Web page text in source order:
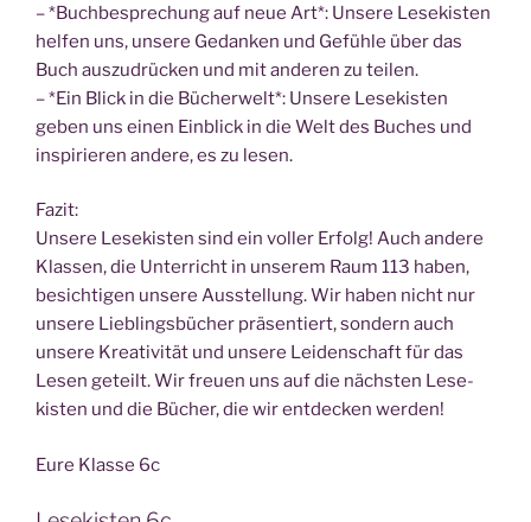
– *Buch­be­spre­chung auf neue Art*: Unse­re Lese­kis­ten
hel­fen uns, unse­re Gedan­ken und Gefüh­le über das
Buch aus­zu­drü­cken und mit ande­ren zu teilen.
– *Ein Blick in die Bücher­welt*: Unse­re Lese­kis­ten
geben uns einen Ein­blick in die Welt des Buches und
inspi­rie­ren ande­re, es zu lesen.
Fazit:
Unse­re Lese­kis­ten sind ein vol­ler Erfolg! Auch ande­re
Klas­sen, die Unter­richt in unse­rem Raum 113 haben,
besich­ti­gen unse­re Aus­stel­lung. Wir haben nicht nur
unse­re Lieb­lings­bü­cher prä­sen­tiert, son­dern auch
unse­re Krea­ti­vi­tät und unse­re Lei­den­schaft für das
Lesen geteilt. Wir freu­en uns auf die nächs­ten Lese­
kis­ten und die Bücher, die wir ent­de­cken werden!
Eure Klas­se 6c